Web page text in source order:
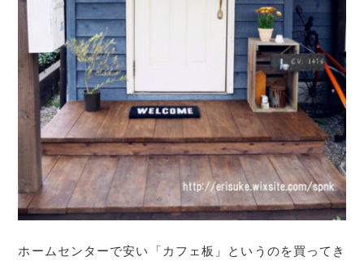
ホームセンターで安い「カフェ板」というのを買ってき